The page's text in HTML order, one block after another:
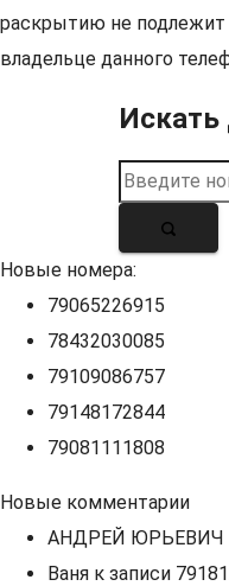
раскрытию не подлежит
владельце данного
Искать
Новые номера:
79065226915
78432030085
79109086757
79148172844
79081111808
Новые комментарии
АНДРЕЙ ЮРЬЕВИЧ
Ваня к записи